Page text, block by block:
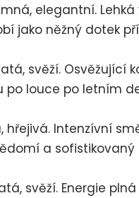
elegantní.
jako něžný dotek
svěží. Osvěžující
po louce po letním
hřejivá. Intenzívní
a sofistikovaný
svěží. Energie